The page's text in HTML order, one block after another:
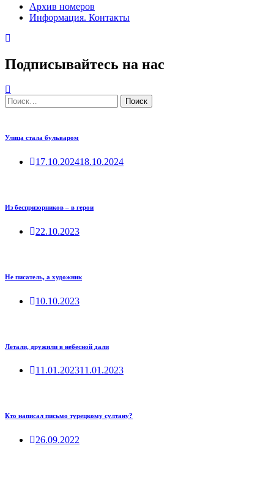
Архив номеров
Информация. Контакты
Подписывайтесь на нас
Найти:
Улица стала бульваром
17.10.202418.10.2024
Из беспризорников – в герои
22.10.2023
Не писатель, а художник
10.10.2023
Летали, дружили в небесной дали
11.01.202311.01.2023
Кто написал письмо турецкому султану?
26.09.2022